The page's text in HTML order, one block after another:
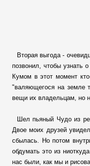
Вторая выгода -
позвонил, чтобы узнать
Кумом в этот момент
"валяющегося на земле
вещи их владельцам, но
Шел пьяный Чудо из
Двое моих друзей
сбылась. Но потом
обдумать это из
нас были, как мы и